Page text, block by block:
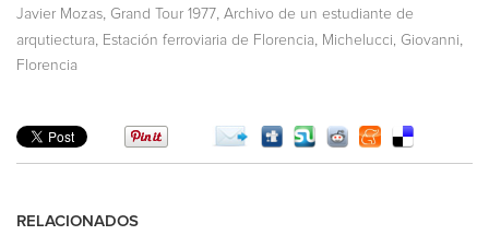
Javier Mozas Grand Tour 1977 Archivo de un estudiante de
arqutiectura
Estación ferroviaria de Florencia Michelucci, Giovanni
Florencia
RELACIONADOS